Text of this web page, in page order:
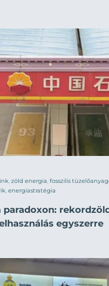
zöld energia fosszilis
energiastratégia
paradoxon:
egyszerre